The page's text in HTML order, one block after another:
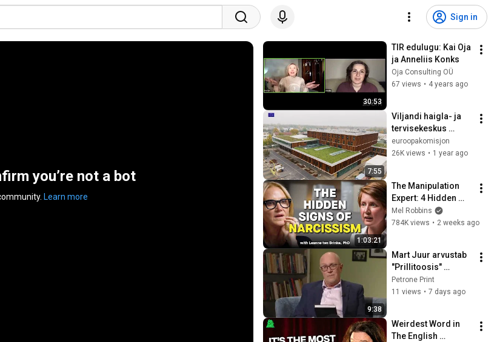
Sign in
you’re not a bot
Learn more
30:53
TIR edulugu: Kai Oja
ja Anneliis Konks
Oja Consulting OÜ
67 views • 4 years ago
7:55
Viljandi haigla- ja
tervisekeskus
TERVIKUM
euroopakomisjon
26K views • 1 year ago
1:03:21
The Manipulation
Expert: 4 Hidden
Signs You’re
Dealing With a Toxic
Mel Robbins
784K views • 2 weeks ago
9:38
Mart Juur arvustab
"Prillitoosis"
raamatuid, samuti
Katrin Pautsi "Minu
Petrone Print
11 views • 7 days ago
Weirdest Word in
The English